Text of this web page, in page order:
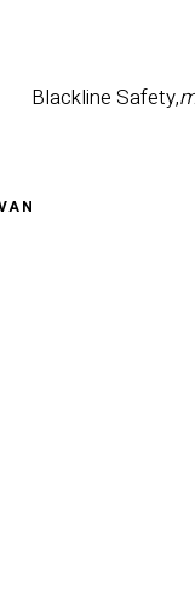
Blackline Safety,